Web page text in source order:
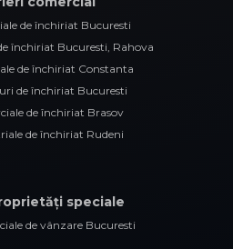
de închiriat Bucuresti
închiriat Bucuresti, Rahova
de închiriat Constanta
de închiriat Bucuresti
de închiriat Brasov
de închiriat Rudeni
speciale
de vânzare Bucuresti